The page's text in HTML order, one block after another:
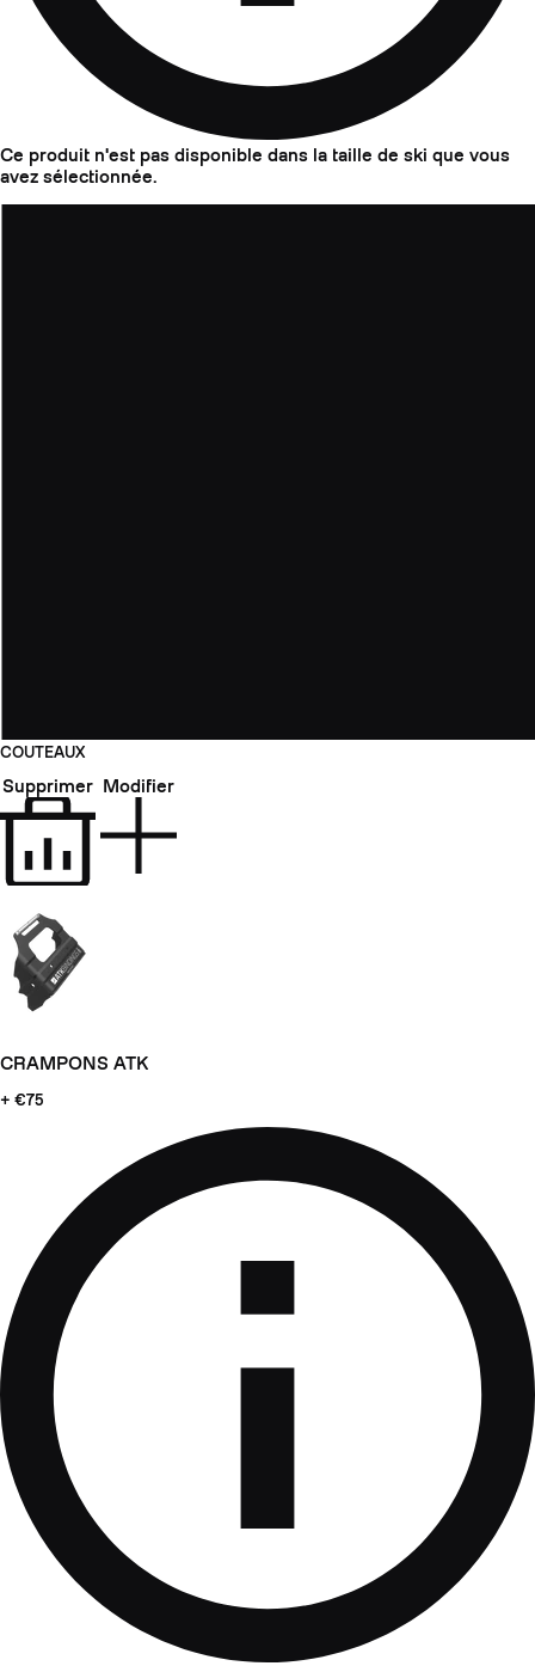
Ce produit n'est pas disponible dans la taille de ski que vous
avez sélectionnée.
COUTEAUX
Supprimer Modifier
CRAMPONS ATK
+ €75